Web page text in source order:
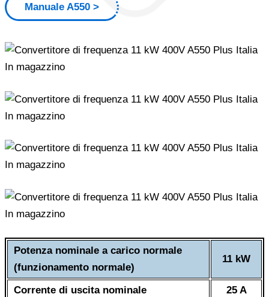
Manuale A550
Potenza nominale a carico normale
(funzionamento normale)
11 kW
Corrente di uscita nominale 25 A